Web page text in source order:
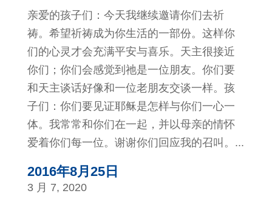
亲爱的孩子们：今天我继续邀请你们去祈
祷。希望祈祷成为你生活的一部份。这样你
们的心灵才会充满平安与喜乐。天主很接近
你们；你们会感觉到祂是一位朋友。你们要
和天主谈话好像和一位老朋友交谈一样。孩
子们：你们要见证耶稣是怎样与你们一心一
体。我常常和你们在一起，并以母亲的情怀
爱着你们每一位。谢谢你们回应我的召叫。...
2016年8月25日
3 月 7, 2020